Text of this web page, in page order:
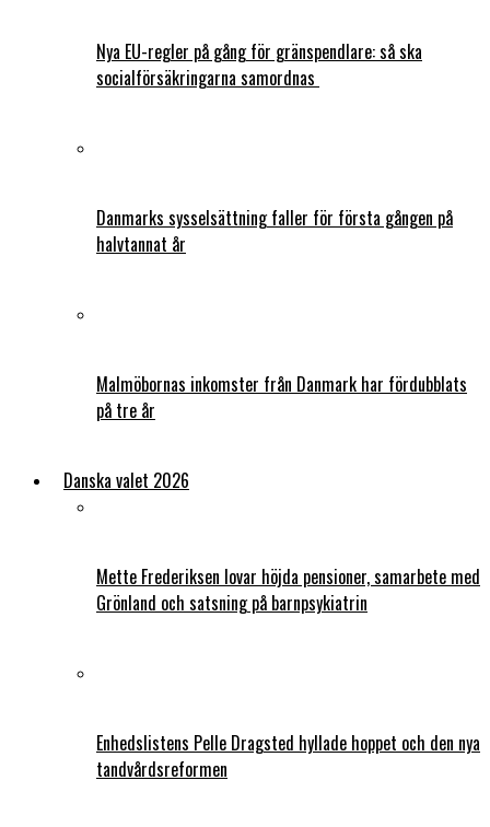
Nya EU-regler på gång för gränspendlare: så ska
socialförsäkringarna samordnas
Danmarks sysselsättning faller för första gången på
halvtannat år
Malmöbornas inkomster från Danmark har fördubblats
på tre år
Danska valet 2026
Mette Frederiksen lovar höjda pensioner, samarbete med
Grönland och satsning på barnpsykiatrin
Enhedslistens Pelle Dragsted hyllade hoppet och den nya
tandvårdsreformen